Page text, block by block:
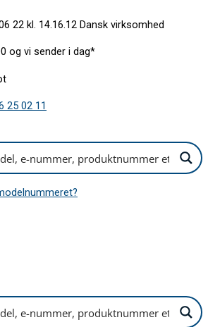
Dansk virksomhed
og vi sender i dag*
25 02 11